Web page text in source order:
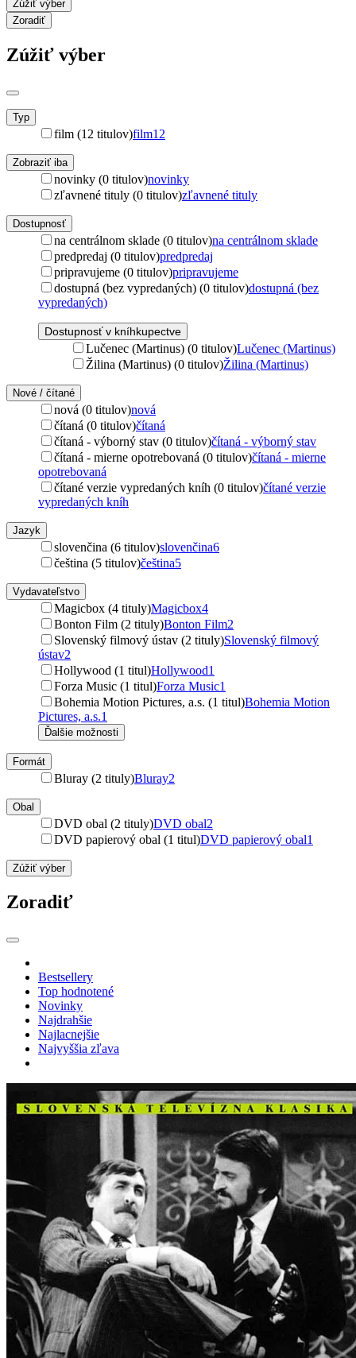
Zúžiť výber
Zoradiť
Zúžiť výber
Typ
film (12 titulov)film12
Zobraziť iba
novinky (0 titulov)novinky
zľavnené tituly (0 titulov)zľavnené tituly
Dostupnosť
na centrálnom sklade (0 titulov)na centrálnom sklade
predpredaj (0 titulov)predpredaj
pripravujeme (0 titulov)pripravujeme
dostupná (bez vypredaných) (0 titulov)dostupná (bez
vypredaných)
Dostupnosť v kníhkupectve
Lučenec (Martinus) (0 titulov)Lučenec (Martinus)
Žilina (Martinus) (0 titulov)Žilina (Martinus)
Nové / čítané
nová (0 titulov)nová
čítaná (0 titulov)čítaná
čítaná - výborný stav (0 titulov)čítaná - výborný stav
čítaná - mierne opotrebovaná (0 titulov)čítaná - mierne
opotrebovaná
čítané verzie vypredaných kníh (0 titulov)čítané verzie
vypredaných kníh
Jazyk
slovenčina (6 titulov)slovenčina6
čeština (5 titulov)čeština5
Vydavateľstvo
Magicbox (4 tituly)Magicbox4
Bonton Film (2 tituly)Bonton Film2
Slovenský filmový ústav (2 tituly)Slovenský filmový
ústav2
Hollywood (1 titul)Hollywood1
Forza Music (1 titul)Forza Music1
Bohemia Motion Pictures, a.s. (1 titul)Bohemia Motion
Pictures, a.s.1
Ďalšie možnosti
Formát
Bluray (2 tituly)Bluray2
Obal
DVD obal (2 tituly)DVD obal2
DVD papierový obal (1 titul)DVD papierový obal1
Zúžiť výber
Zoradiť
Bestsellery
Top hodnotené
Novinky
Najdrahšie
Najlacnejšie
Najvyššia zľava